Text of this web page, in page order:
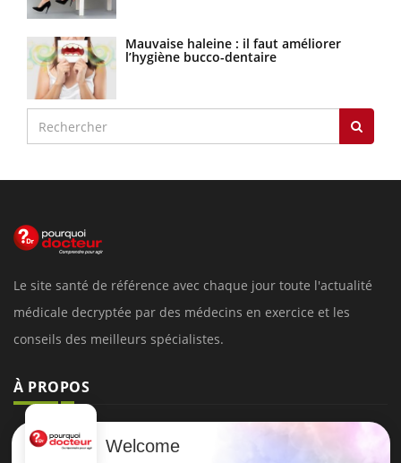
Mauvaise haleine : il faut améliorer
l’hygiène bucco-dentaire
Le site santé de référence avec chaque jour toute l'actualité
médicale decryptée par des médecins en exercice et les
conseils des meilleurs spécialistes.
À PROPOS
Données personnelles et cookies
Welcome